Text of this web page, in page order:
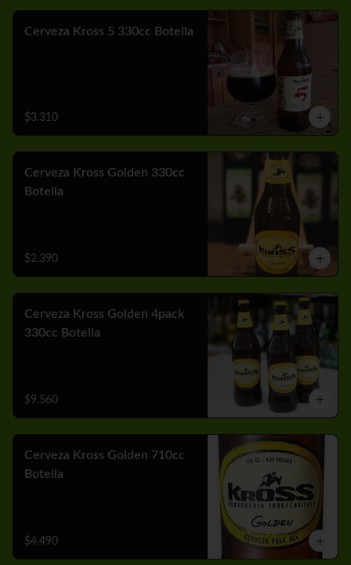
Cerveza Kross 5 330cc Botella
$3.310
Cerveza Kross Golden 330cc
Botella
$2.390
Cerveza Kross Golden 4pack
330cc Botella
$9.560
Cerveza Kross Golden 710cc
Botella
$4.490